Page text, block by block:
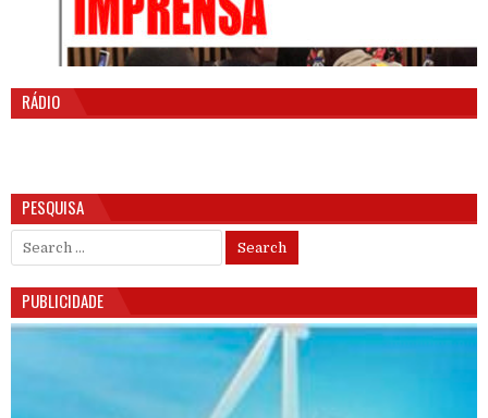
RÁDIO
PESQUISA
Search for:
PUBLICIDADE